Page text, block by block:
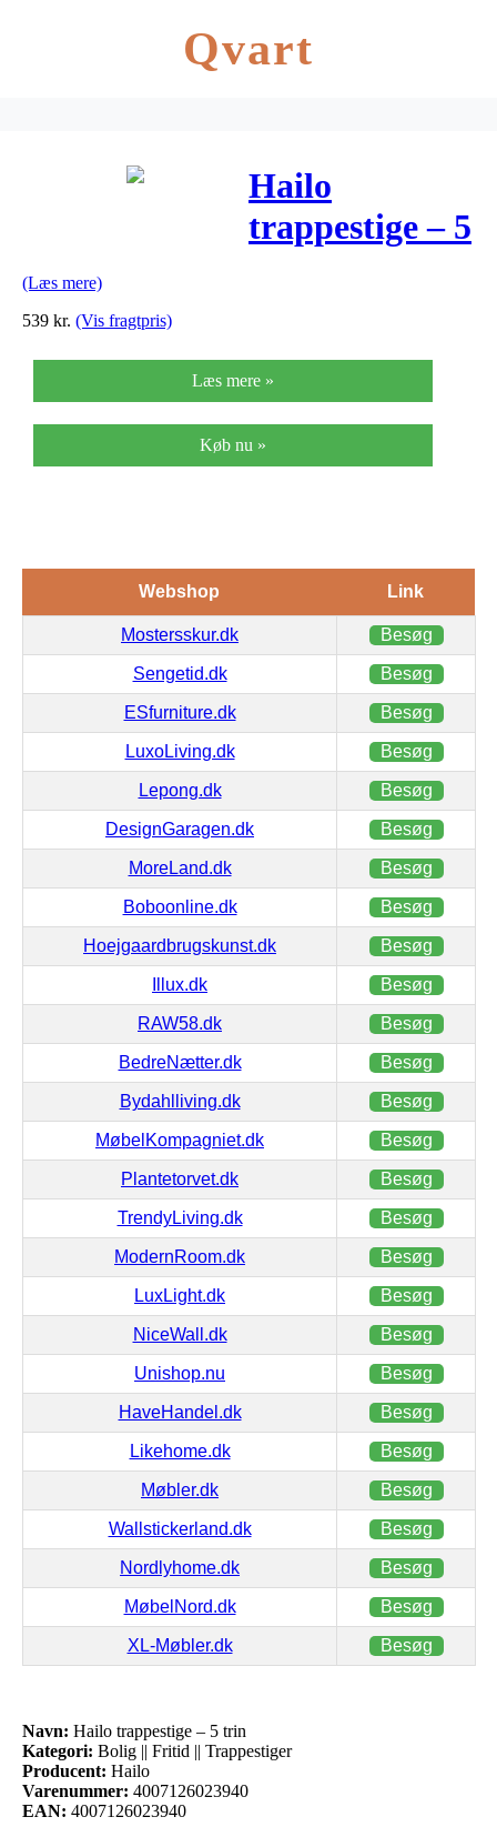
Qvart
Hailo
trappestige – 5
(Læs mere)
539 kr. (Vis fragtpris)
Læs mere »
Køb nu »
Webshop Link
Mostersskur.dk Besøg
Sengetid.dk Besøg
ESfurniture.dk Besøg
LuxoLiving.dk Besøg
Lepong.dk Besøg
DesignGaragen.dk Besøg
MoreLand.dk Besøg
Boboonline.dk Besøg
Hoejgaardbrugskunst.dk Besøg
Illux.dk Besøg
RAW58.dk Besøg
BedreNætter.dk Besøg
Bydahlliving.dk Besøg
MøbelKompagniet.dk Besøg
Plantetorvet.dk Besøg
TrendyLiving.dk Besøg
ModernRoom.dk Besøg
LuxLight.dk Besøg
NiceWall.dk Besøg
Unishop.nu Besøg
HaveHandel.dk Besøg
Likehome.dk Besøg
Møbler.dk Besøg
Wallstickerland.dk Besøg
Nordlyhome.dk Besøg
MøbelNord.dk Besøg
XL-Møbler.dk Besøg
Navn: Hailo trappestige – 5 trin
Kategori: Bolig || Fritid || Trappestiger
Producent: Hailo
Varenummer: 4007126023940
EAN: 4007126023940